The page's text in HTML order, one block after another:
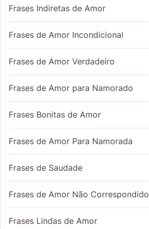
Frases Indiretas de Amor
Frases de Amor Incondicional
Frases de Amor Verdadeiro
Frases de Amor para Namorado
Frases Bonitas de Amor
Frases de Amor Para Namorada
Frases de Saudade
Frases de Amor Não Correspondido
Frases Lindas de Amor